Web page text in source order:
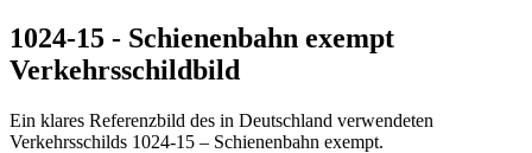
1024-15 - Schienenbahn exempt
Verkehrsschildbild
Ein klares Referenzbild des in Deutschland verwendeten
Verkehrsschilds 1024-15 – Schienenbahn exempt.